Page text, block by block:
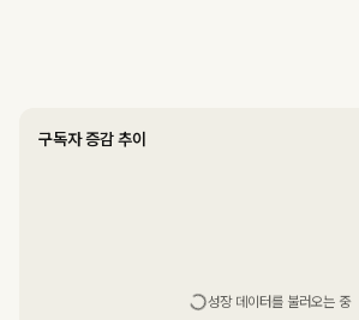
구독자 증감 추이
성장 데이터를 불러오는 중